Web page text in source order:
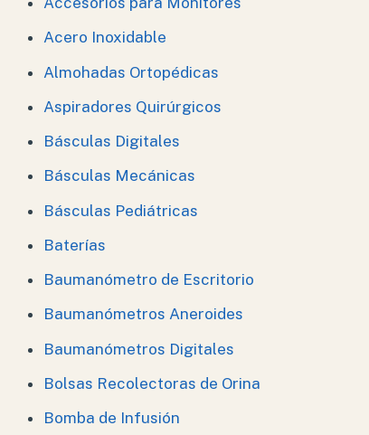
Acero Inoxidable
Almohadas Ortopédicas
Aspiradores Quirúrgicos
Básculas Digitales
Básculas Mecánicas
Básculas Pediátricas
Baterías
Baumanómetro de Escritorio
Baumanómetros Aneroides
Baumanómetros Digitales
Bolsas Recolectoras de Orina
Bomba de Infusión